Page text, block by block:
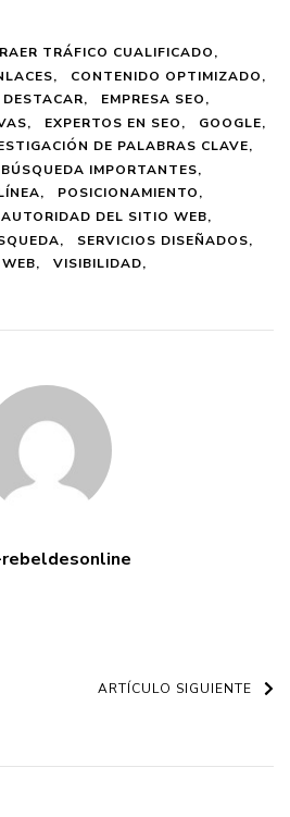
TRÁFICO CUALIFICADO
CONTENIDO OPTIMIZADO
DESTACAR
EMPRESA SEO
EXPERTOS EN SEO
GOOGLE
DE PALABRAS CLAVE
IMPORTANTES
POSICIONAMIENTO
DEL SITIO WEB
SERVICIOS DISEÑADOS
VISIBILIDAD
ARTÍCULO SIGUIENTE